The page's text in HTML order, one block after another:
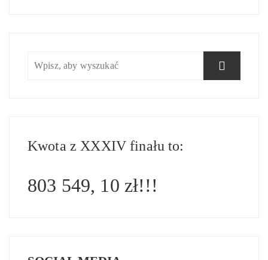
Kwota z XXXIV finału to:
803 549, 10 zł!!!